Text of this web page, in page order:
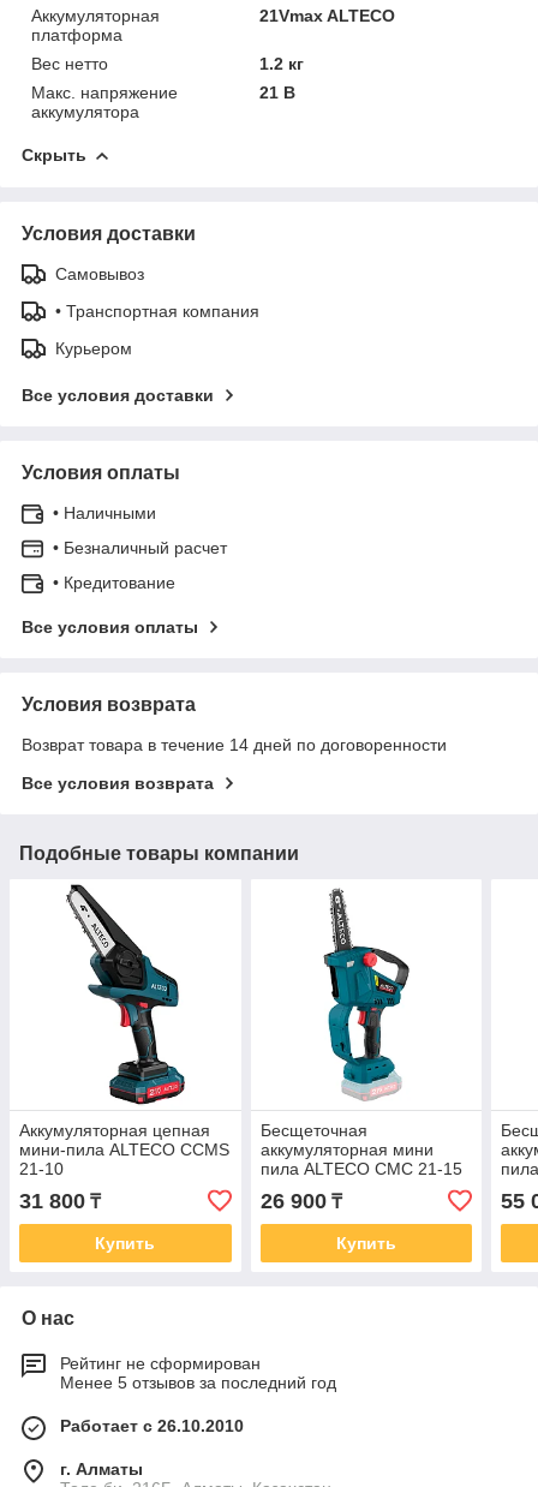
Аккумуляторная
платформа
21Vmax ALTECO
Вес нетто
1.2 кг
Макс. напряжение
аккумулятора
21 В
Скрыть
Условия доставки
Самовывоз
• Транспортная компания
Курьером
Все условия доставки
Условия оплаты
• Наличными
• Безналичный расчет
• Кредитование
Все условия оплаты
Условия возврата
Возврат товара в течение 14 дней по договоренности
Все условия возврата
Подобные товары компании
Аккумуляторная цепная
мини-пила ALTECO CCMS
21-10
31 800 ₸
Купить
Бесщеточная
аккумуляторная мини
пила ALTECO CMC 21-15
BL Solo (без АКБ и ЗУ)
26 900₸
Купить
55
О нас
Рейтинг не сформирован
Менее 5 отзывов за последний год
Работает с 26.10.2010
г. Алматы